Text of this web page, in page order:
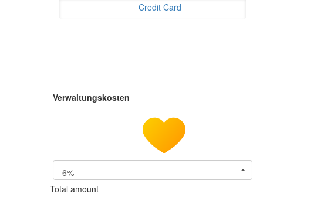
Credit Card
Verwaltungskosten
6%
Total amount